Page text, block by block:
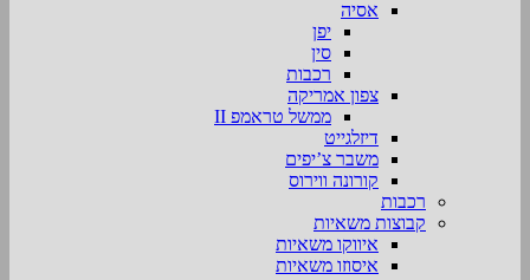
אסיה
יפן
סין
רכבות
צפון אמריקה
ממשל טראמפ II
דיזלגייט
משבר צ’יפים
קורונה ווירוס
רכבות
קבוצות משאיות
איווקו משאיות
איסוזו משאיות